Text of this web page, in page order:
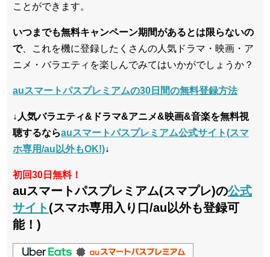
ことができます。
いつまでも無料キャンペーン期間があるとは限らないの
で、これを機に登録したくさんの人気ドラマ・映画・ア
ニメ・バラエティを楽しんでみてはいかがでしょうか？
auスマートパスプレミアムの30日間の無料登録方法
↓人気バラエティ&ドラマ&アニメ&映画&音楽を無料視
聴するならauスマートパスプレミアム公式サイト(スマ
ホ専用/au以外もOK!)↓
初回30日無料！
auスマートパスプレミアム(スマプレ)の公式
サイト (スマホ専用入り口/au以外も登録可
能！)